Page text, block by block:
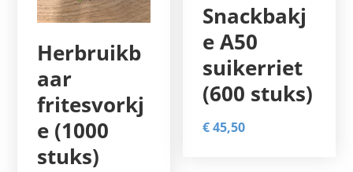
Herbruikb
aar
fritesvorkj
e (1000
stuks)
Snackbakj
e A50
suikerriet
(600 stuks)
€45,50